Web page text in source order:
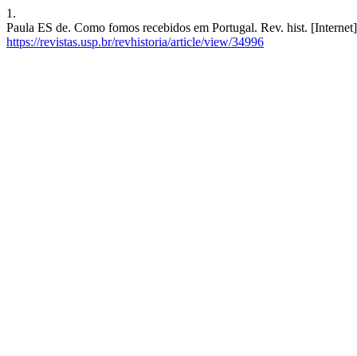
1.
Paula ES de. Como fomos recebidos em Portugal. Rev. hist.
https://revistas.usp.br/revhistoria/article/view/34996